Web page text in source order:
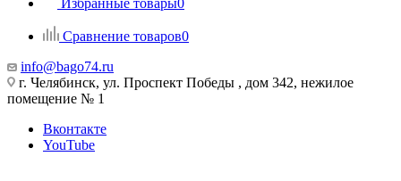
Избранные товары0
Сравнение товаров0
info@bago74.ru
г. Челябинск, ул. Проспект Победы , дом 342, нежилое
помещение № 1
Вконтакте
YouTube